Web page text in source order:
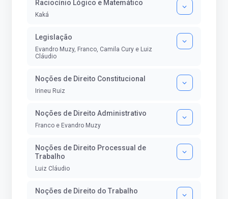
Raciocínio Lógico e Matemático
Kaká
Legislação
Evandro Muzy, Franco, Camila Cury e Luiz
Cláudio
Noções de Direito Constitucional
Irineu Ruiz
Noções de Direito Administrativo
Franco e Evandro Muzy
Noções de Direito Processual de
Trabalho
Luiz Cláudio
Noções de Direito do Trabalho